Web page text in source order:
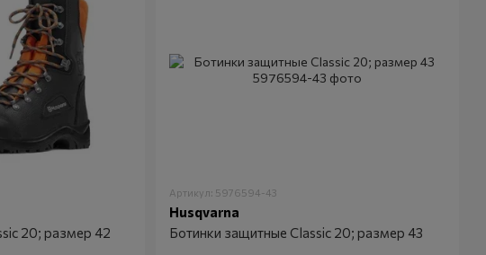
20; размер 42
Артикул: 5976594-43
Husqvarna
Ботинки защитные Classic 20; размер 43